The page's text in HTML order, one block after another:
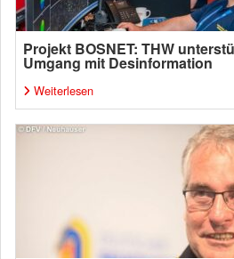
Projekt BOSNET: THW
Umgang mit Desinformation
Weiterlesen